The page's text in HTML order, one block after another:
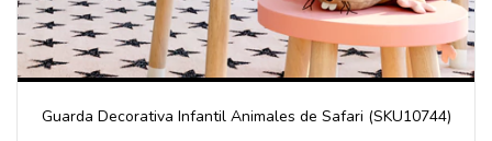
Guarda Decorativa Infantil Animales de Safari (SKU10744)